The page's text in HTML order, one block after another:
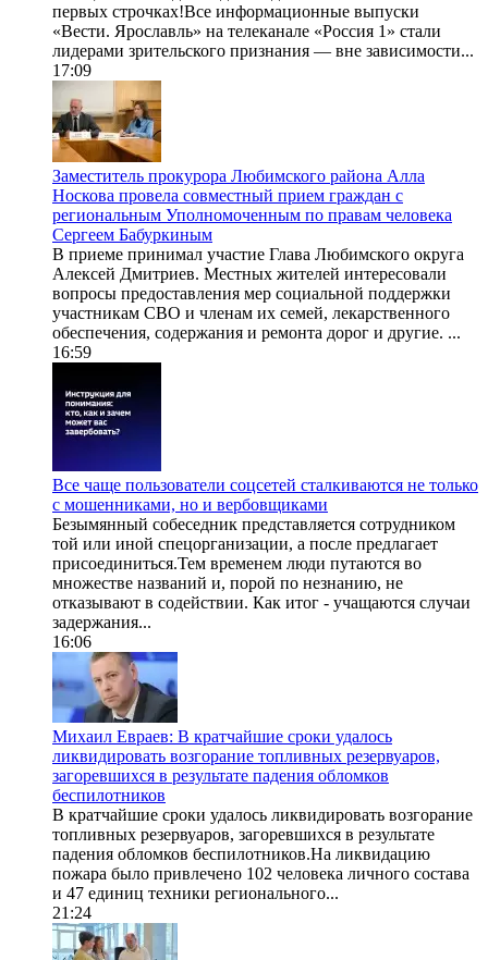
первых строчках!Все информационные выпуски
«Вести. Ярославль» на телеканале «Россия 1» стали
лидерами зрительского признания — вне зависимости...
17:09
Заместитель прокурора Любимского района Алла
Носкова провела совместный прием граждан с
региональным Уполномоченным по правам человека
Сергеем Бабуркиным
В приеме принимал участие Глава Любимского округа
Алексей Дмитриев. Местных жителей интересовали
вопросы предоставления мер социальной поддержки
участникам СВО и членам их семей, лекарственного
обеспечения, содержания и ремонта дорог и другие. ...
16:59
Все чаще пользователи соцсетей сталкиваются не только
с мошенниками, но и вербовщиками
Безымянный собеседник представляется сотрудником
той или иной спецорганизации, а после предлагает
присоединиться.Тем временем люди путаются во
множестве названий и, порой по незнанию, не
отказывают в содействии. Как итог - учащаются случаи
задержания...
16:06
Михаил Евраев: В кратчайшие сроки удалось
ликвидировать возгорание топливных резервуаров,
загоревшихся в результате падения обломков
беспилотников
В кратчайшие сроки удалось ликвидировать возгорание
топливных резервуаров, загоревшихся в результате
падения обломков беспилотников.На ликвидацию
пожара было привлечено 102 человека личного состава
и 47 единиц техники регионального...
21:24